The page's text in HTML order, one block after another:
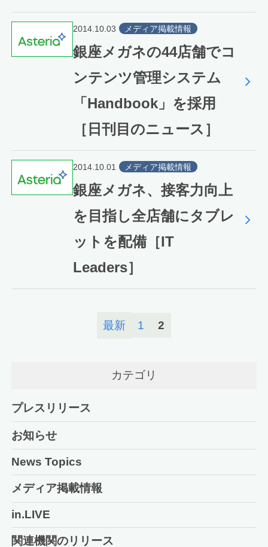
2014.10.03 メディア掲載情報
銀座メガネの44店舗でコ
ンテンツ管理システム
「Handbook」を採用
［日刊目のニュース］
2014.10.01 メディア掲載情報
銀座メガネ、接客力向上
を目指し全店舗にタブレ
ットを配備［IT
Leaders］
最新 1 2
カテゴリ
プレスリリース
お知らせ
News Topics
メディア掲載情報
in.LIVE
関連機関のリリース